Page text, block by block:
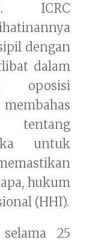
ICRC
dengan
dalam
oposisi
tentang
untuk
hukum
(HHI).
25